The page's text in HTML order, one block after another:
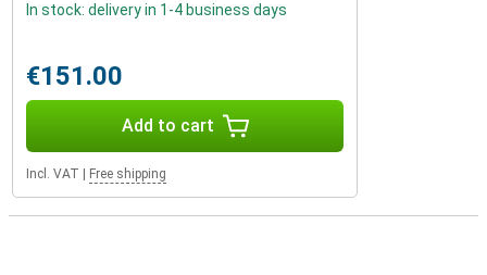
In stock: delivery in 1-4 business days
€151.00
Add to cart
Incl. VAT Free shipping